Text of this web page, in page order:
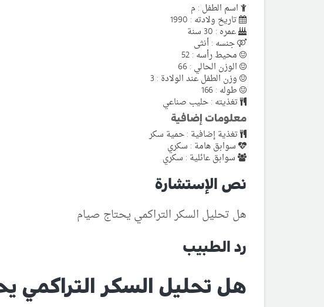
اسم الطفل : م
تاريخ ولادته : 1990
عمره : 30 سنة
جنسه : أنثى
محيط رأسه : 52
الوزن الحالي : 66
وزن الطفل عند الولادة : 3
طوله : 166
تغذيته : حليب صناعي
معلومات إضافية
تغذية إضافية : حمية سكر
سوابق هامة : سكري
سوابق عائلية : سكري
نص الإستشارة
هل تحليل السكر التراكمي يحتاج صيام
رد الطبيب
هل تحليل السكر التراكمي